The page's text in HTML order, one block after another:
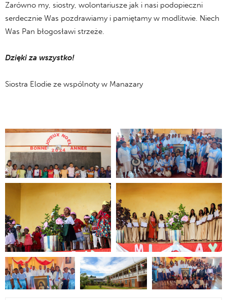
Zarówno my, siostry, wolontariusze jak i nasi podopieczni
serdecznie Was pozdrawiamy i pamiętamy w modlitwie. Niech
Was Pan błogosławi strzeże.
Dzięki za wszystko!
Siostra Elodie ze wspólnoty w Manazary